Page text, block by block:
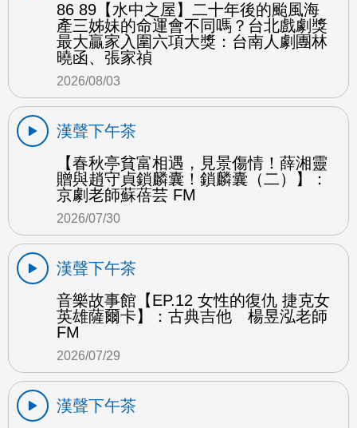
86 89【水中之屋】二十年後的颱風海
產三姊妹的命運會不同嗎？台北戲劇獎
最大贏家入圍六項大獎：台南人劇團林
曉函、張家禎
2026/08/03
漢聲下午茶
【春秋亭貧富相遇，見景傷情！薛湘靈
贈與趙守貞鎖麟囊！鎖麟囊（二）】：
京劇老師蘇蓓芸 FM
2026/07/30
漢聲下午茶
音樂故事館【EP.12 女性的復仇 捷克女
英雄薩爾卡】：古典吉他 楊昱泓老師
FM
2026/07/29
漢聲下午茶